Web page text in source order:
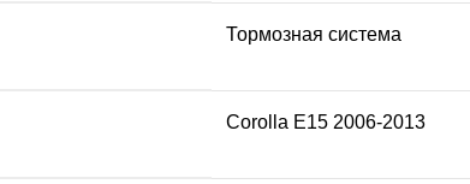
Тормозная система
Corolla E15 2006-2013